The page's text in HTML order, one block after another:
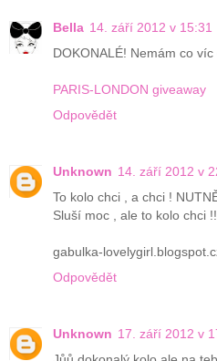
Bella 14. září 2012 v 15:31
DOKONALÉ! Nemám co
PARIS-LONDON giveaway
Odpovědět
Unknown 14. září 2012 v
To kolo chci , a chci !
Sluší moc , ale to kolo chci
gabulka-
Odpovědět
Unknown 17. září 2012 v